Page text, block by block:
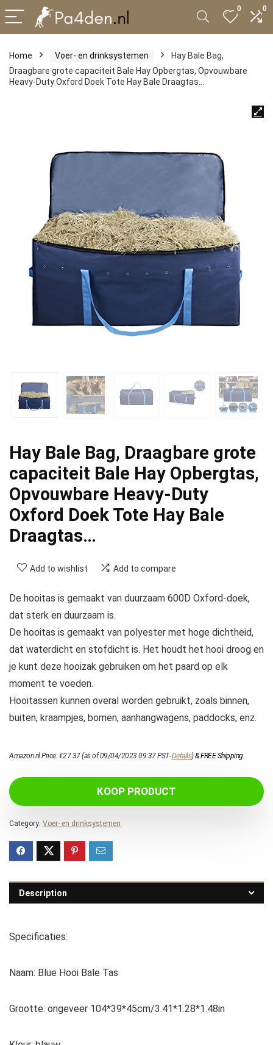
0 0
Home Voer- en drinksystemen
Hay Bale Bag,
Draagbare grote capaciteit Bale Hay Opbergtas, Opvouwbare
Heavy-Duty Oxford Doek Tote Hay Bale Draagtas…
Hay Bale Bag, Draagbare grote
capaciteit Bale Hay Opbergtas,
Opvouwbare Heavy-Duty
Oxford Doek Tote Hay Bale
Draagtas…
Add to wishlist Add to compare
De hooitas is gemaakt van duurzaam 600D Oxford-doek,
dat sterk en duurzaam is.
De hooitas is gemaakt van polyester met hoge dichtheid,
dat waterdicht en stofdicht is. Het houdt het hooi droog en
je kunt deze hooizak gebruiken om het paard op elk
moment te voeden.
Hooitassen kunnen overal worden gebruikt, zoals binnen,
buiten, kraampjes, bomen, aanhangwagens, paddocks, enz.
Amazon.nl Price:€27.37(as of 09/04/2023 09:37 PST-Details)&FREE Shipping.
KOOP PRODUCT
Category: Voer- en drinksystemen
Description
Specificaties:
Naam: Blue Hooi Bale Tas
Grootte: ongeveer 104*39*45cm/3.41*1.28*1.48in